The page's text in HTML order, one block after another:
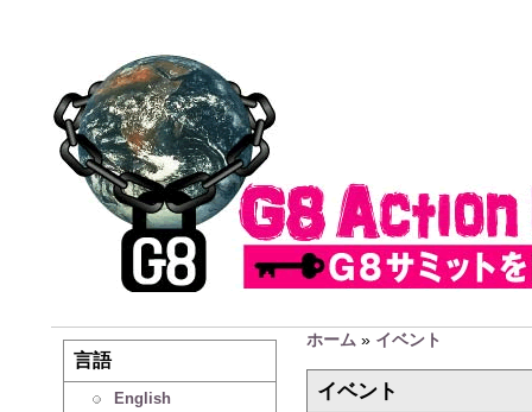
言語
English
ホーム » イベント
イベント